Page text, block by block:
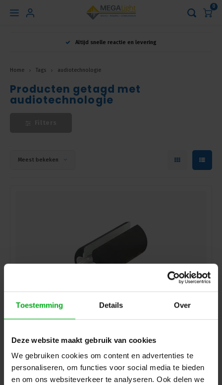
Toestemming Details Over
Deze website maakt gebruik van cookies
We gebruiken cookies om content en advertenties te
personaliseren, om functies voor social media te bieden
en om ons websiteverkeer te analyseren. Ook delen we
Hoofdmenu
Nederlands
0
Altijd snelle reactie en levering
Home Tags audiotechnologie
Producten getagd met
audiotechnologie
Meest bekeken
Neutrik | HTXX-14 | vastzetgereedschap tule XLR-XX-
Neutrik | HTXX-14
Login voor prijzen